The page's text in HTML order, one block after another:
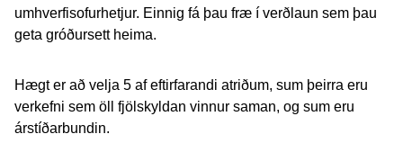
umhverfisofurhetjur. Einnig fá þau fræ í verðlaun sem þau
geta gróðursett heima.
Hægt er að velja 5 af eftirfarandi atriðum, sum þeirra eru
verkefni sem öll fjölskyldan vinnur saman, og sum eru
árstíðarbundin.